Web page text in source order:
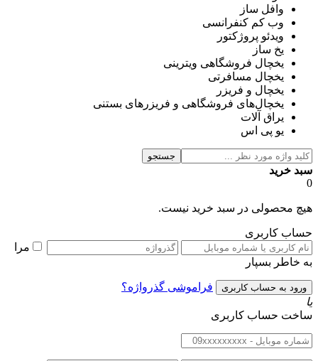
وافل ساز
وب کم کنفرانسی
ویدئو پروژکتور
یخ ساز
یخچال فروشگاهی ویترینی
یخچال مسافرتی
یخچال و فریزر
یخچال‌های فروشگاهی و فریزرهای بستنی
یراق آلات
یو پی اس
جستجو
سبد خرید
0
هیچ محصولی در سبد خرید نیست.
حساب کاربری
مرا
به خاطر بسپار
فراموشی گذرواژه؟
یا
ساخت حساب کاربری